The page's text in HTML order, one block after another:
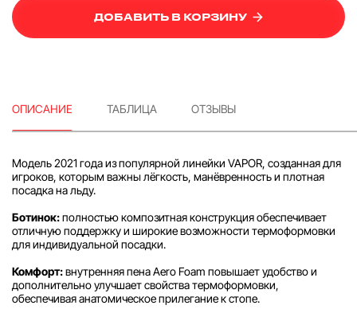
ДОБАВИТЬ В КОРЗИНУ
ОПИСАНИЕ ТАБЛИЦА ОТЗЫВЫ
Модель 2021 года из популярной линейки VAPOR, созданная для
игроков, которым важны лёгкость, манёвренность и плотная
посадка на льду.
Ботинок:полностью композитная конструкция обеспечивает
отличную поддержку и широкие возможности термоформовки
для индивидуальной посадки.
Комфорт:внутренняя пена Aero Foam повышает удобство и
дополнительно улучшает свойства термоформовки,
обеспечивая анатомическое прилегание к стопе.